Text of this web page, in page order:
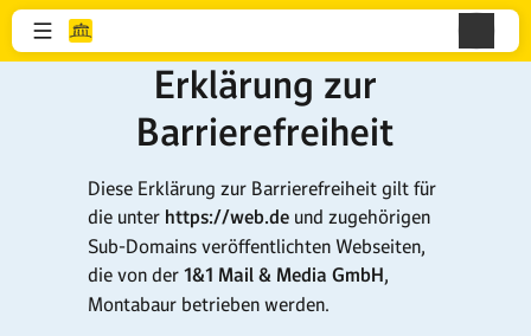
Erklärung zur
Barrierefreiheit
Diese Erklärung zur Barrierefreiheit gilt für
die unter https://web.de und zugehörigen
Sub-Domains veröffentlichten Webseiten,
die von der 1&1 Mail & Media GmbH,
Montabaur betrieben werden.